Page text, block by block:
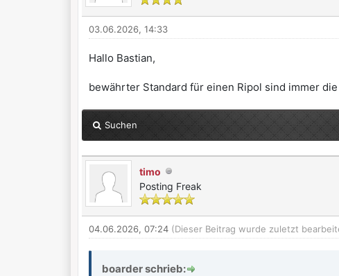
03.06.2026, 14:33
Hallo Bastian,
bewährter Standard für einen Ripol sind immer
Suchen
timo
Posting Freak
04.06.2026, 07:24 (Dieser Beitrag wurde zuletzt
boarder schrieb: